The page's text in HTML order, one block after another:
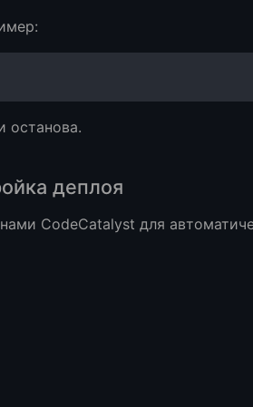
останова.
деплоя
CodeCatalyst для